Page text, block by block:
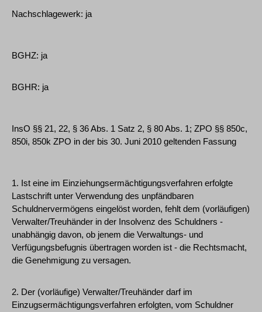
Nachschlagewerk: ja
BGHZ: ja
BGHR: ja
InsO §§ 21, 22, § 36 Abs. 1 Satz 2, § 80 Abs. 1; ZPO §§ 850c,
850i, 850k ZPO in der bis 30. Juni 2010 geltenden Fassung
1. Ist eine im Einziehungsermächtigungsverfahren erfolgte
Lastschrift unter Verwendung des unpfändbaren
Schuldnervermögens eingelöst worden, fehlt dem (vorläufigen)
Verwalter/Treuhänder in der Insolvenz des Schuldners -
unabhängig davon, ob jenem die Verwaltungs- und
Verfügungsbefugnis übertragen worden ist - die Rechtsmacht,
die Genehmigung zu versagen.
2. Der (vorläufige) Verwalter/Treuhänder darf im
Einzugsermächtigungsverfahren erfolgten, vom Schuldner